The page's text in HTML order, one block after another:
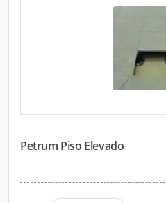
Petrum Piso Elevado